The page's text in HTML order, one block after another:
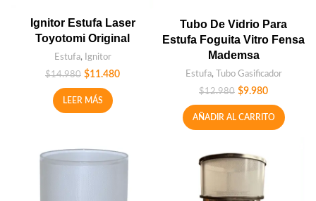
Ignitor Estufa Laser
Toyotomi Original
Estufa, Ignitor
$14.980 $11.480
LEER MÁS
Tubo De Vidrio Para
Estufa Foguita Vitro Fensa
Mademsa
Estufa, Tubo Gasificador
$12.980 $9.980
AÑADIR AL CARRITO